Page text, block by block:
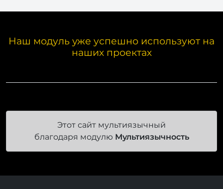
Наш модуль уже успешно используют на
наших проектах
Этот сайт мультиязычный
благодаря модулю Мультиязычность